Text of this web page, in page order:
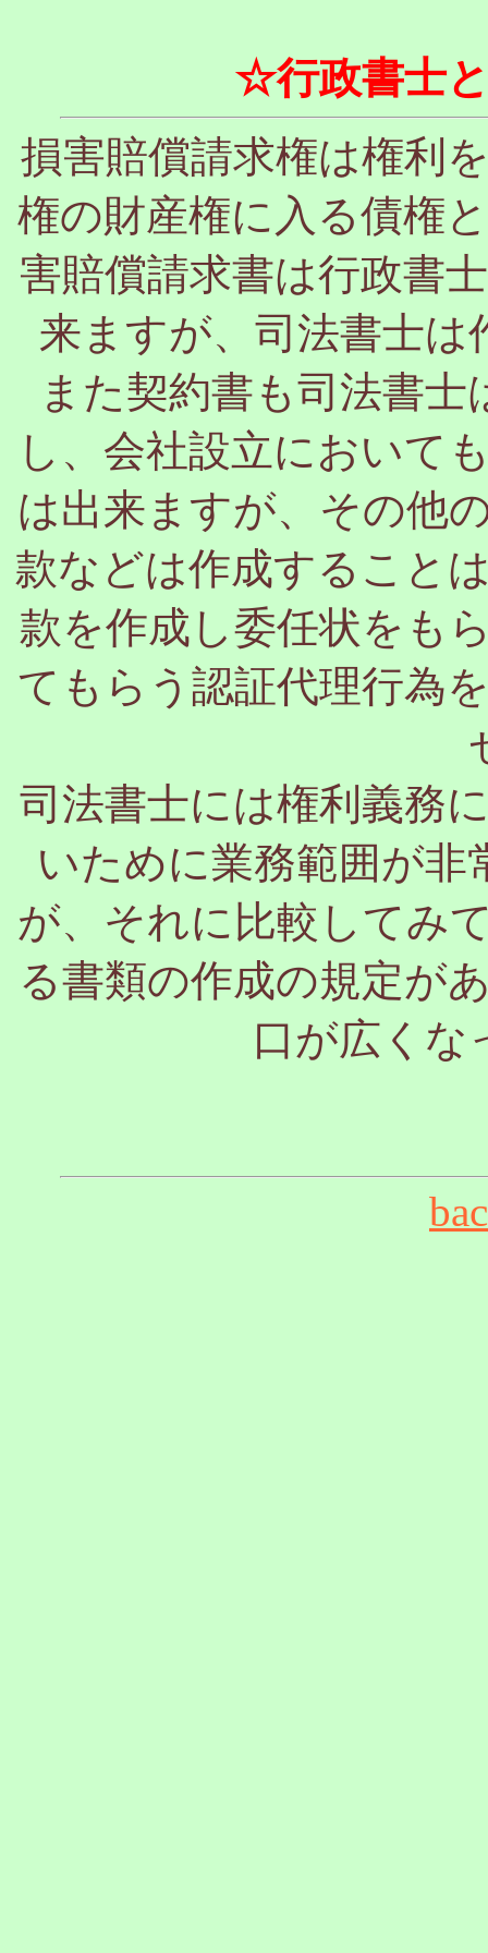
☆行政書士
損害賠償請求権は権利
権の財産権に入る債権
害賠償請求書は行政書
来ますが、司法書士
また契約書も司法書
し、会社設立において
は出来ますが、その他
款などは作成すること
款を作成し委任状をも
てもらう認証代理行為
司法書士には権利義務
いために業務範囲が
が、それに比較してみ
る書類の作成の規定が
口が広くな